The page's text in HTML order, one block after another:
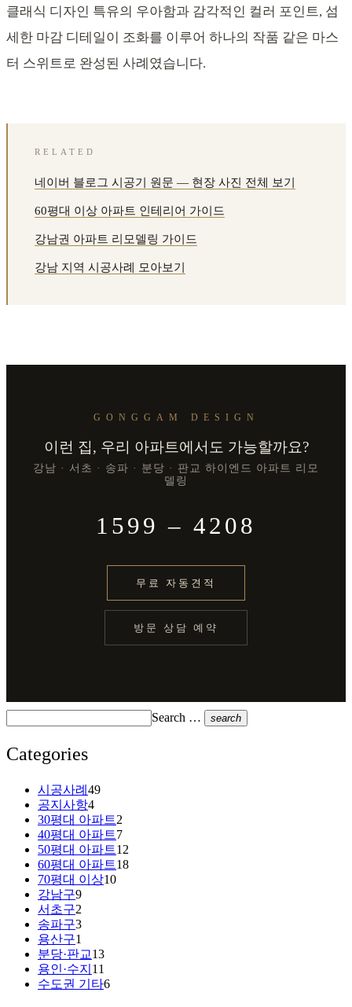
클래식 디자인 특유의 우아함과 감각적인 컬러 포인트, 섬
세한 마감 디테일이 조화를 이루어 하나의 작품 같은 마스
터 스위트로 완성된 사례였습니다.
RELATED
네이버 블로그 시공기 원문 — 현장 사진 전체 보기
60평대 이상 아파트 인테리어 가이드
강남권 아파트 리모델링 가이드
강남 지역 시공사례 모아보기
GONGGAM DESIGN
이런 집, 우리 아파트에서도 가능할까요?
강남 · 서초 · 송파 · 분당 · 판교 하이엔드 아파트 리모
델링
1599 – 4208
무료 자동견적
방문 상담 예약
Search … search
Categories
시공사례 49
공지사항4
30평대 아파트2
40평대 아파트7
50평대 아파트12
60평대 아파트18
70평대 이상10
강남구9
서초구2
송파구3
용산구1
분당·판교13
용인·수지 11
수도권 기타6